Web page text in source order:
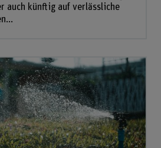
auch künftig auf verlässliche